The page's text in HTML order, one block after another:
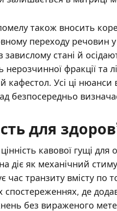
також вносить
переходу речовин
завислому стані й
нерозчинної фракції та
кафестол. Усі ці
безпосередньо
для
кавової гущі
діє як механічний
час транзиту вмісту
спостереженнях, де
без вираженого